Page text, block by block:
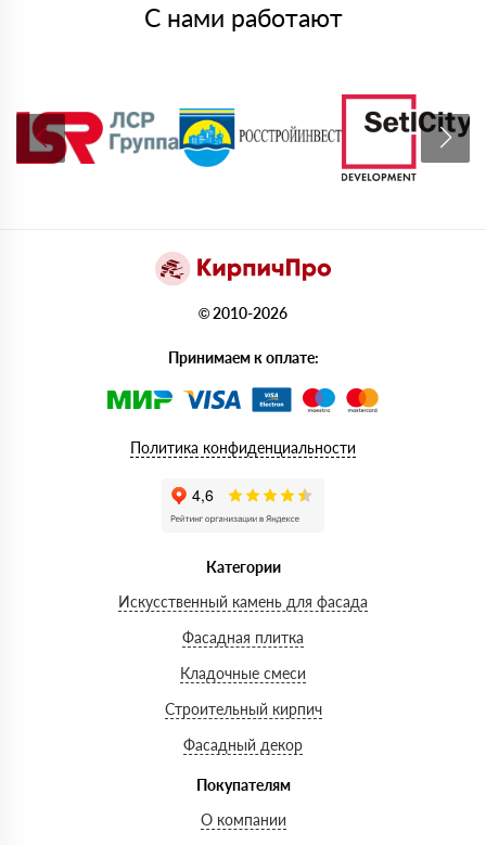
С нами работают
© 2010-2026
Принимаем к оплате:
Политика конфиденциальности
Категории
Искусственный камень для фасада
Фасадная плитка
Кладочные смеси
Строительный кирпич
Фасадный декор
Покупателям
О компании